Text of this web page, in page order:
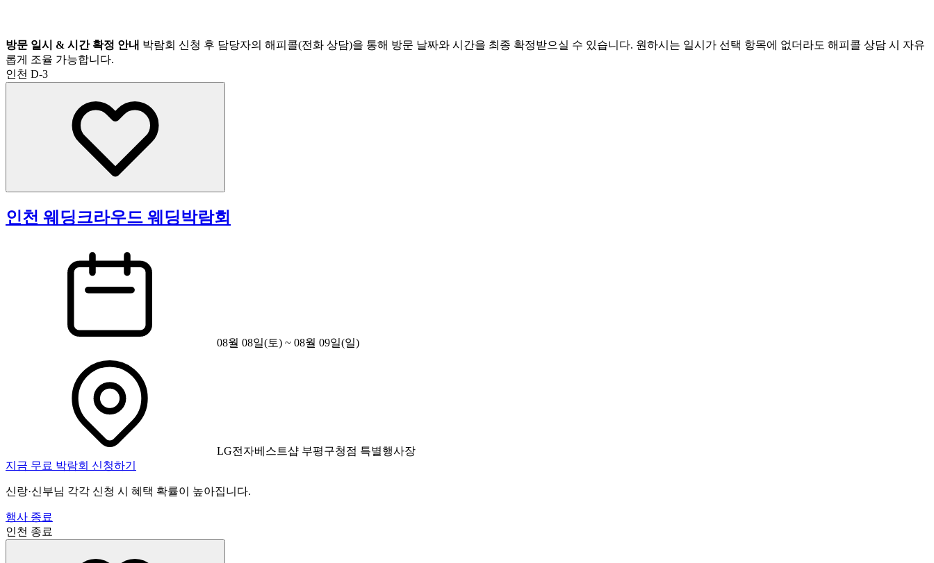
방문 일시 & 시간 확정 안내 박람회 신청 후 담당자의 해피콜(전화 상담)을 통해 방문 날짜와 시간을 최종 확정받으실 수 있습니다. 원하시는 일시가 선택 항목에 없더라도 해피콜 상담 시 자유
롭게 조율 가능합니다.
인천 D-3
인천 웨딩크라우드 웨딩박람회
08월 08일(토) ~ 08월 09일(일)
LG전자베스트샵 부평구청점 특별행사장
지금 무료 박람회 신청하기
신랑·신부님 각각 신청 시 혜택 확률이 높아집니다.
행사 종료
인천 종료